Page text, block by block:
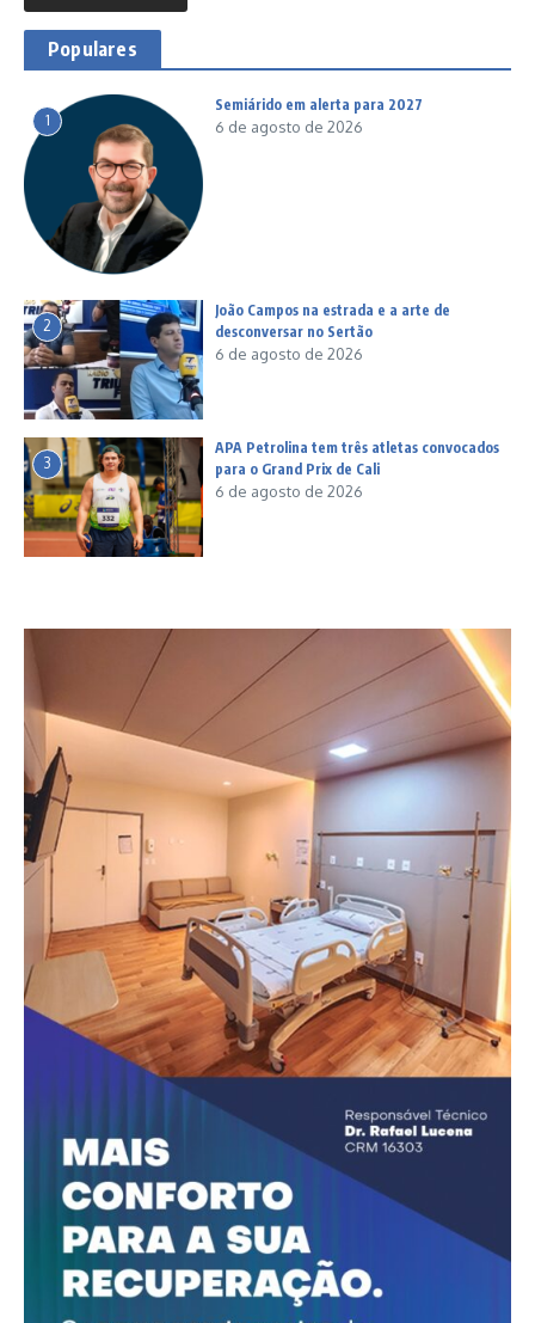
Populares
1
Semiárido em alerta para 2027
6 de agosto de 2026
2
João Campos na estrada e a arte de
desconversar no Sertão
6 de agosto de 2026
3
APA Petrolina tem três atletas convocados
para o Grand Prix de Cali
6 de agosto de 2026